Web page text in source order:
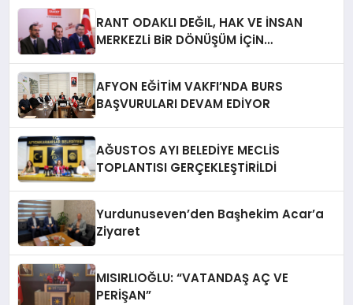
RANT ODAKLI DEĞIL, HAK VE İNSAN
MERKEZLi BiR DÖNÜŞÜM İÇiN
AFYON EĞİTİM VAKFI’NDA BURS
BAŞVURULARI DEVAM EDİYOR
AĞUSTOS AYI BELEDİYE MECLİS
TOPLANTISI GERÇEKLEŞTİRİLDİ
Yurdunuseven’den Başhekim Acar’a
Ziyaret
MISIRLIOĞLU: “VATANDAŞ AÇ VE
PERİŞAN”